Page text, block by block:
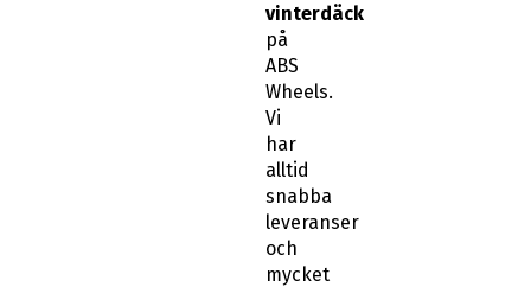
vinterdäck
på
ABS
Wheels.
Vi
har
alltid
snabba
leveranser
och
mycket